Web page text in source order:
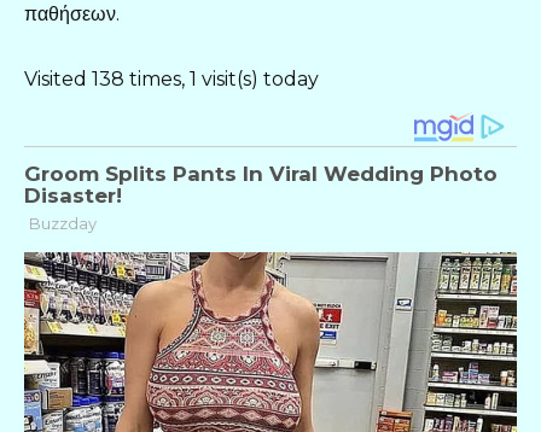
παθήσεων.
Visited 138 times, 1 visit(s) today